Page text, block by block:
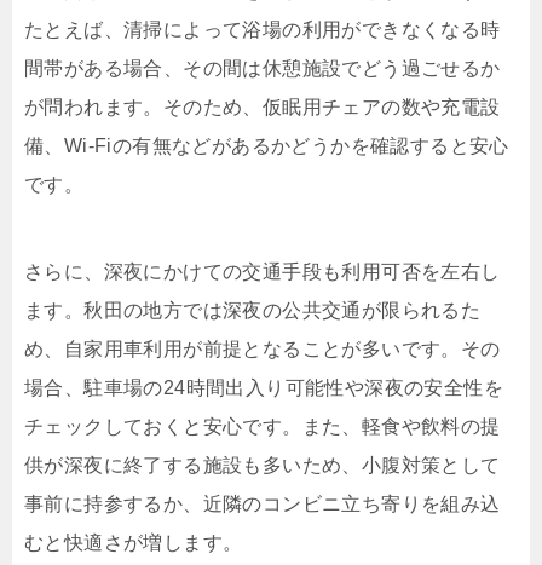
たとえば、清掃によって浴場の利用ができなくなる時
間帯がある場合、その間は休憩施設でどう過ごせるか
が問われます。そのため、仮眠用チェアの数や充電設
備、Wi-Fiの有無などがあるかどうかを確認すると安心
です。
さらに、深夜にかけての交通手段も利用可否を左右し
ます。秋田の地方では深夜の公共交通が限られるた
め、自家用車利用が前提となることが多いです。その
場合、駐車場の24時間出入り可能性や深夜の安全性を
チェックしておくと安心です。また、軽食や飲料の提
供が深夜に終了する施設も多いため、小腹対策として
事前に持参するか、近隣のコンビニ立ち寄りを組み込
むと快適さが増します。